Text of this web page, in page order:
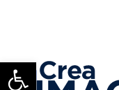
Ouvrir la barre d’outils